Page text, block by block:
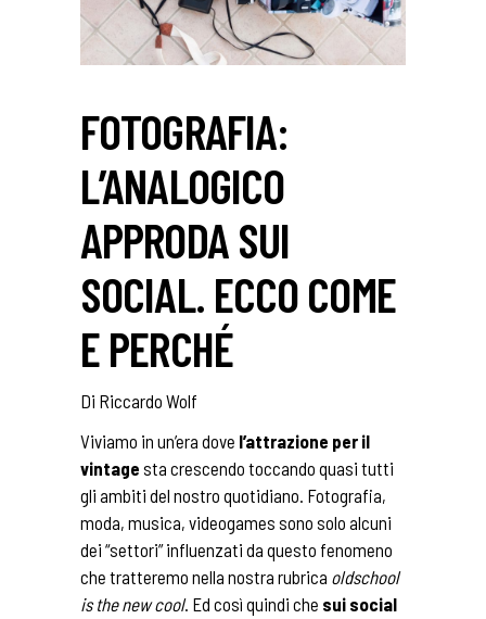
FOTOGRAFIA:
L’ANALOGICO
APPRODA SUI
SOCIAL. ECCO COME
E PERCHÉ
Di Riccardo Wolf
Viviamo in un’era dove l’attrazione per il
vintage sta crescendo toccando quasi tutti
gli ambiti del nostro quotidiano. Fotografia,
moda, musica, videogames sono solo alcuni
dei “settori” influenzati da questo fenomeno
che tratteremo nella nostra rubrica oldschool
is the new cool. Ed così quindi che sui social